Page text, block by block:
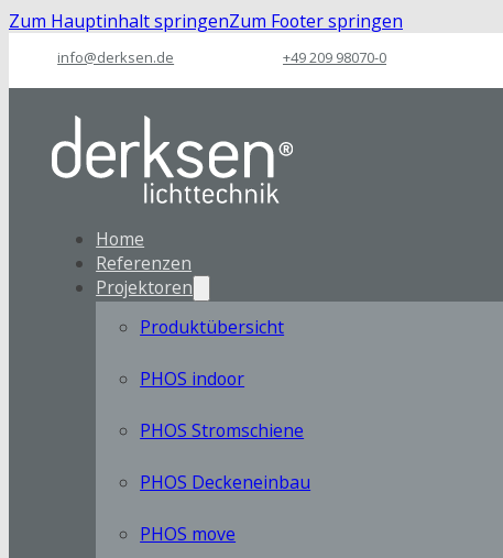
Zum Hauptinhalt springenZum Footer springen
info@derksen.de
+49 209 98070-0
Home
Referenzen
Projektoren
Produktübersicht
PHOS indoor
PHOS Stromschiene
PHOS Deckeneinbau
PHOS move